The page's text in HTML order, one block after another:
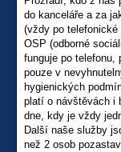
do kanceláře a za
(vždy po
OSP (odborné
funguje po telefonu,
pouze v
hygienických
platí o návštěvách i
dne, kdy je vždy
Další naše služby
než 2 osob